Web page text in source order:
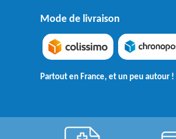
Mode de livraison
Partout en France, et un peu autour !